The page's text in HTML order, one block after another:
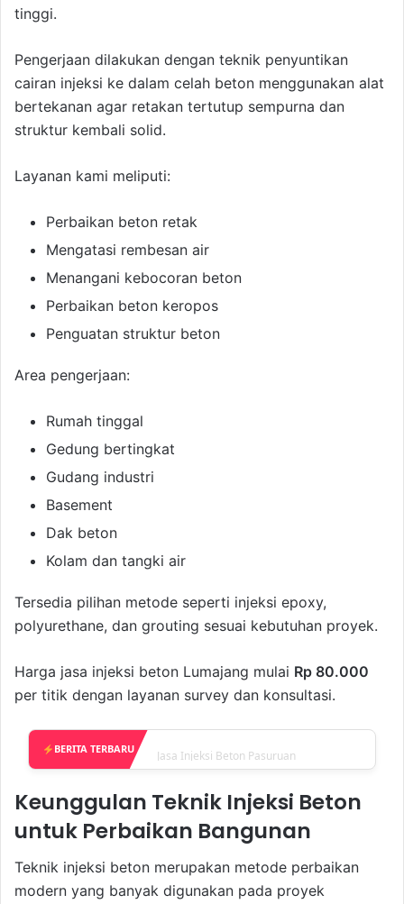
tinggi.
Pengerjaan dilakukan dengan teknik penyuntikan
cairan injeksi ke dalam celah beton menggunakan alat
bertekanan agar retakan tertutup sempurna dan
struktur kembali solid.
Layanan kami meliputi:
Perbaikan beton retak
Mengatasi rembesan air
Menangani kebocoran beton
Perbaikan beton keropos
Penguatan struktur beton
Area pengerjaan:
Rumah tinggal
Gedung bertingkat
Gudang industri
Basement
Dak beton
Kolam dan tangki air
Tersedia pilihan metode seperti injeksi epoxy,
polyurethane, dan grouting sesuai kebutuhan proyek.
Harga jasa injeksi beton Lumajang mulai Rp 80.000
per titik dengan layanan survey dan konsultasi.
BERITA TERBARU Jasa Injeksi Beton Pasuruan
Keunggulan Teknik Injeksi Beton
untuk Perbaikan Bangunan
Teknik injeksi beton merupakan metode perbaikan
modern yang banyak digunakan pada proyek